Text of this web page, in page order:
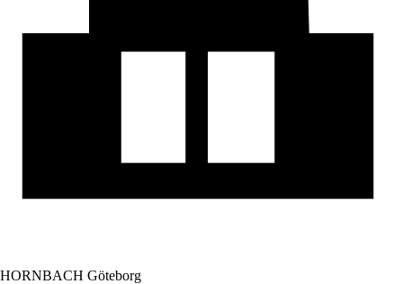
HORNBACH Göteborg